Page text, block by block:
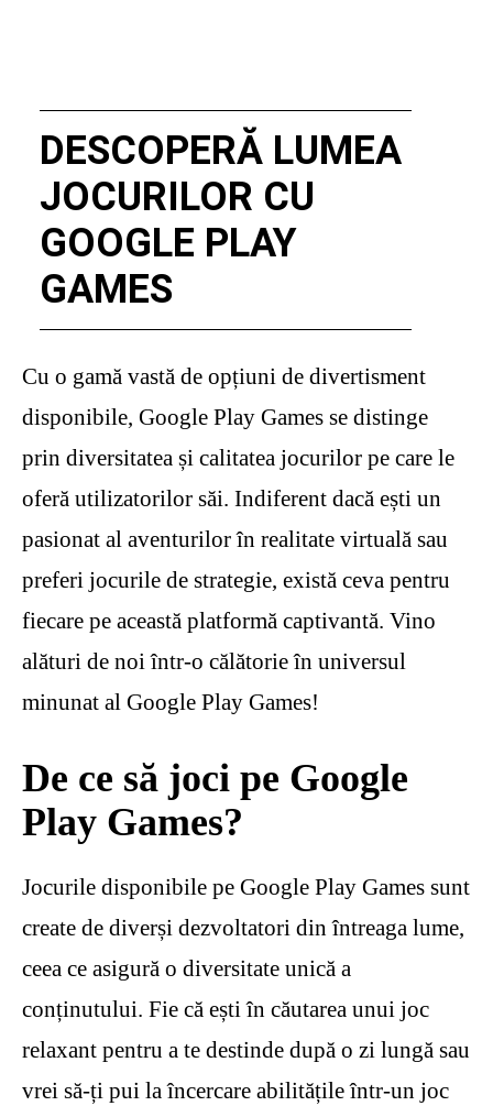
DESCOPERĂ LUMEA
JOCURILOR CU
GOOGLE PLAY
GAMES
Cu o gamă vastă de opțiuni de divertisment
disponibile, Google Play Games se distinge
prin diversitatea și calitatea jocurilor pe care le
oferă utilizatorilor săi. Indiferent dacă ești un
pasionat al aventurilor în realitate virtuală sau
preferi jocurile de strategie, există ceva pentru
fiecare pe această platformă captivantă. Vino
alături de noi într-o călătorie în universul
minunat al Google Play Games!
De ce să joci pe Google
Play Games?
Jocurile disponibile pe Google Play Games sunt
create de diverși dezvoltatori din întreaga lume,
ceea ce asigură o diversitate unică a
conținutului. Fie că ești în căutarea unui joc
relaxant pentru a te destinde după o zi lungă sau
vrei să-ți pui la încercare abilitățile într-un joc